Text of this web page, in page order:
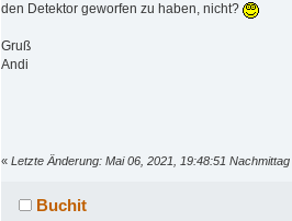
den Detektor geworfen zu haben, nicht?
Gruß
Andi
« Letzte Änderung: Mai 06, 2021, 19:48:51
Buchit